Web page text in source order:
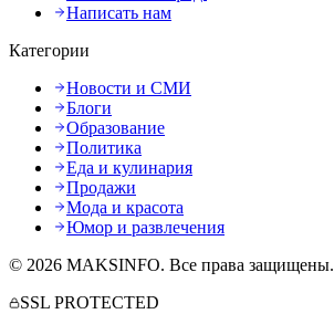
Написать нам
Категории
Новости и СМИ
Блоги
Образование
Политика
Еда и кулинария
Продажи
Мода и красота
Юмор и развлечения
© 2026 MAKSINFO. Все права защищены.
SSL PROTECTED